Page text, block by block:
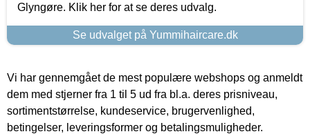
Glyngøre. Klik her for at se deres udvalg.
Se udvalget på Yummihaircare.dk
Vi har gennemgået de mest populære webshops og anmeldt
dem med stjerner fra 1 til 5 ud fra bl.a. deres prisniveau,
sortimentstørrelse, kundeservice, brugervenlighed,
betingelser, leveringsformer og betalingsmuligheder.